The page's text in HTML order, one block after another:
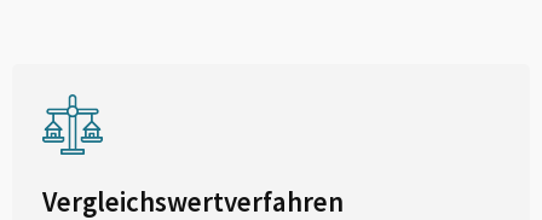
Vergleichswertverfahren